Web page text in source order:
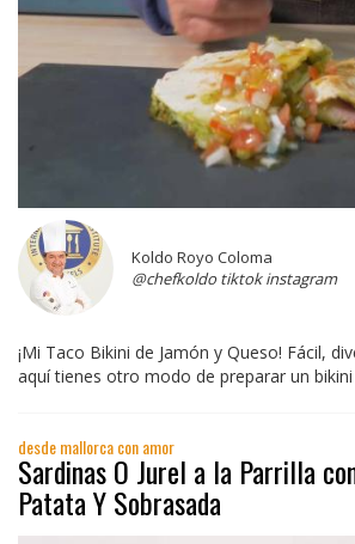
Koldo Royo Coloma
@chefkoldo tiktok instagram
¡Mi Taco Bikini de Jamón y Queso! Fácil,
aquí tienes otro modo de preparar un bikini
desde mallorca con amor
Sardinas O Jurel a la Parrilla
Patata Y Sobrasada